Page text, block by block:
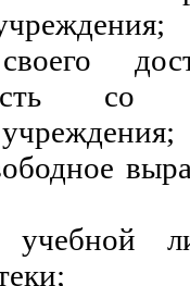
со
учреждения;
учебной